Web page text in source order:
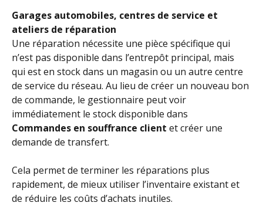
Garages automobiles, centres de service et
ateliers de réparation
Une réparation nécessite une pièce spécifique qui
n’est pas disponible dans l’entrepôt principal, mais
qui est en stock dans un magasin ou un autre centre
de service du réseau. Au lieu de créer un nouveau bon
de commande, le gestionnaire peut voir
immédiatement le stock disponible dans
Commandes en souffrance client et créer une
demande de transfert.
Cela permet de terminer les réparations plus
rapidement, de mieux utiliser l’inventaire existant et
de réduire les coûts d’achats inutiles.